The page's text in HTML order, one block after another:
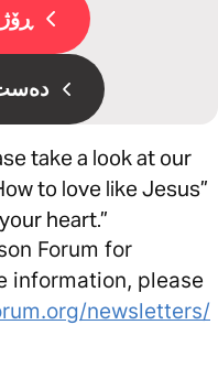
دەست
take a look at our
to love like Jesus”
heart.”
Forum for
information, please
newsletters/